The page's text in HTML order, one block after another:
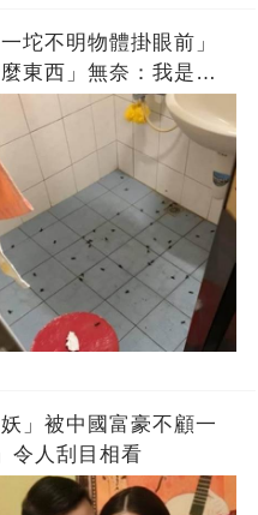
坨不明物體掛眼前」
東西」無奈：我是親
」被中國富豪不顧一
令人刮目相看